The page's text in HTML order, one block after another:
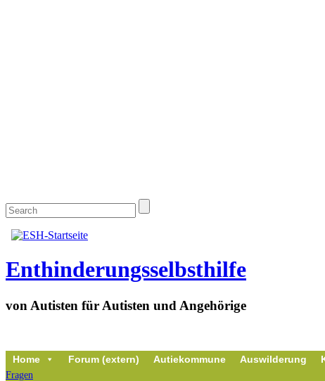
Enthinderungsselbsthilfe
von Autisten für Autisten und Angehörige
Home Forum (extern) Autiekommune Auswilderung
Fragen